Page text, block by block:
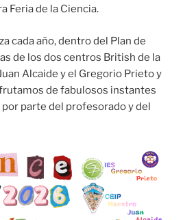
Feria de la Ciencia.
cada año, dentro del Plan de
de los dos centros British de la
Alcaide y el Gregorio Prieto y
de fabulosos instantes
parte del profesorado y del